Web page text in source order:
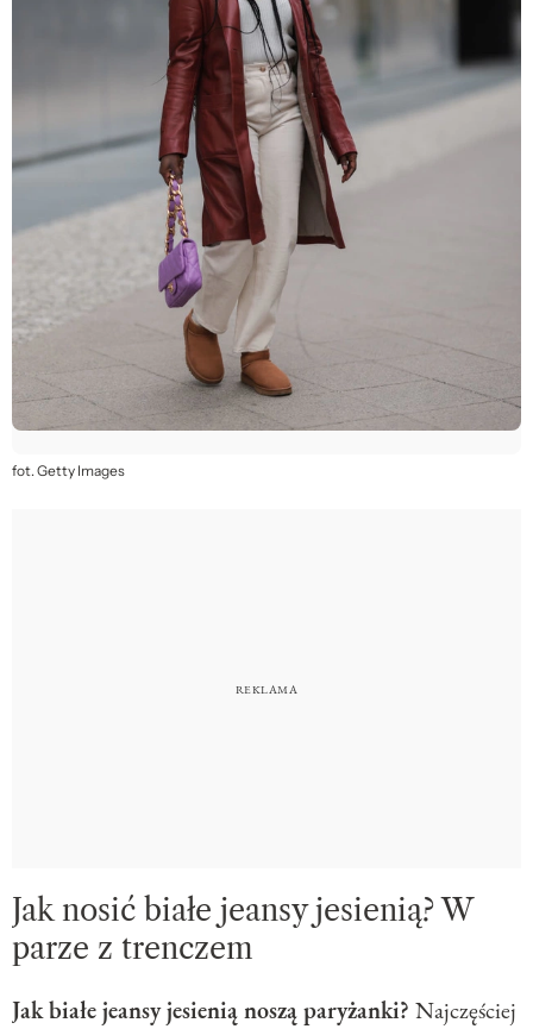
fot. Getty Images
Jak nosić białe jeansy jesienią? W
parze z trenczem
Jak białe jeansy jesienią noszą paryżanki? Najczęściej